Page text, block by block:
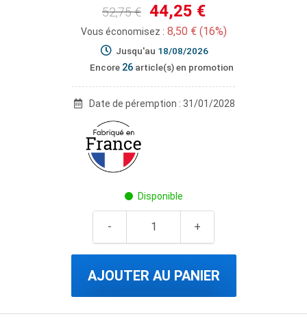
52,75 € 44,25 €
Vous économisez : 8,50 € (16%)
Jusqu'au 18/08/2026
Encore 26 article(s) en promotion
Date de péremption : 31/01/2028
Disponible
AJOUTER AU PANIER